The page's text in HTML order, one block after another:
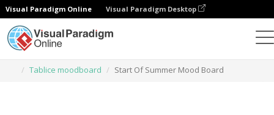
Visual Paradigm Online Visual Paradigm Desktop
Tablice moodboard
Start Of Summer Mood Board